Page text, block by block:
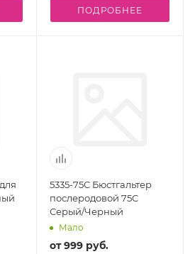
ПОДРОБНЕЕ
5335-75С Бюстгальтер
послеродовой 75C
Серый/Черный
Мало
от999 руб.